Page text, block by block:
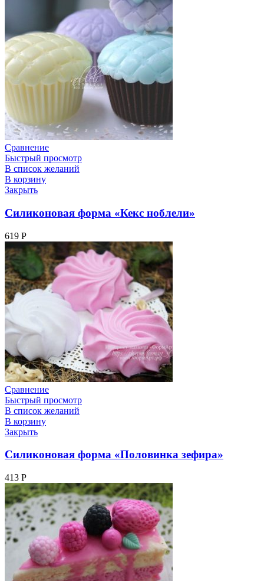
Сравнение
Быстрый просмотр
В список желаний
В корзину
Закрыть
Силиконовая форма «Кекс ноблели»
619 Р
Сравнение
Быстрый просмотр
В список желаний
В корзину
Закрыть
Силиконовая форма «Половинка зефира»
413 Р